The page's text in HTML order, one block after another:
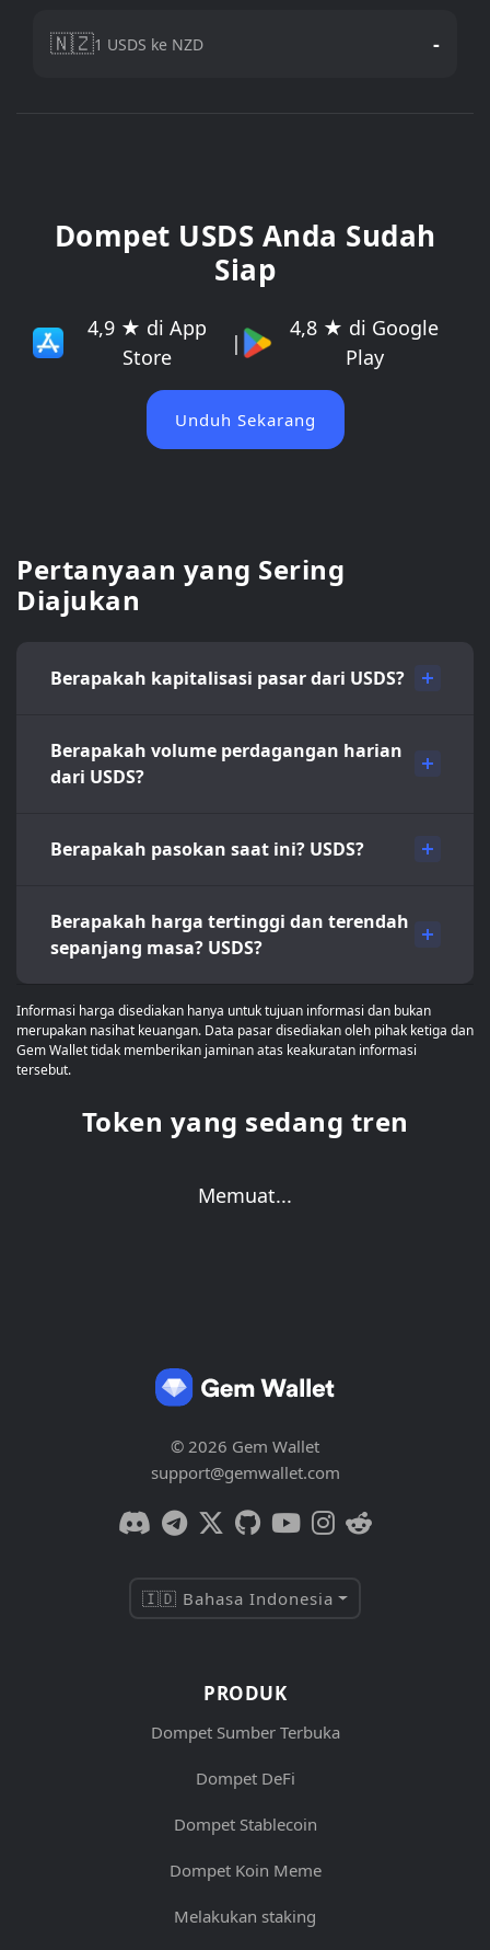
🇳🇿1 USDS ke NZD -
Dompet USDS Anda Sudah
Siap
4,9 ★ di App
Store
|
4,8 ★ di Google
Play
Unduh Sekarang
Pertanyaan yang Sering
Diajukan
Berapakah kapitalisasi pasar dari USDS?
Berapakah volume perdagangan harian
dari USDS?
Berapakah pasokan saat ini? USDS?
Berapakah harga tertinggi dan terendah
sepanjang masa? USDS?
Informasi harga disediakan hanya untuk tujuan informasi dan bukan
merupakan nasihat keuangan. Data pasar disediakan oleh pihak ketiga dan
Gem Wallet tidak memberikan jaminan atas keakuratan informasi
tersebut.
Token yang sedang tren
Memuat...
© 2026 Gem Wallet
support@gemwallet.com
🇮🇩 Bahasa Indonesia
PRODUK
Dompet Sumber Terbuka
Dompet DeFi
Dompet Stablecoin
Dompet Koin Meme
Melakukan staking